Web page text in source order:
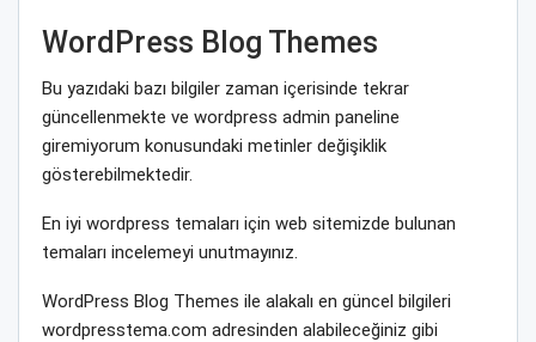
WordPress Blog Themes
Bu yazıdaki bazı bilgiler zaman içerisinde tekrar
güncellenmekte ve wordpress admin paneline
giremiyorum konusundaki metinler değişiklik
gösterebilmektedir.
En iyi wordpress temaları için web sitemizde bulunan
temaları incelemeyi unutmayınız.
WordPress Blog Themes ile alakalı en güncel bilgileri
wordpresstema.com adresinden alabileceğiniz gibi